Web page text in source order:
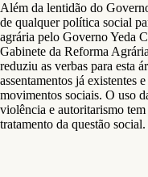
Além da lentidão do
de qualquer política social
agrária pelo Governo Yeda
Gabinete da Reforma
reduziu as verbas para esta
assentamentos já existentes
movimentos sociais. O uso
violência e autoritarismo
tratamento da questão social.